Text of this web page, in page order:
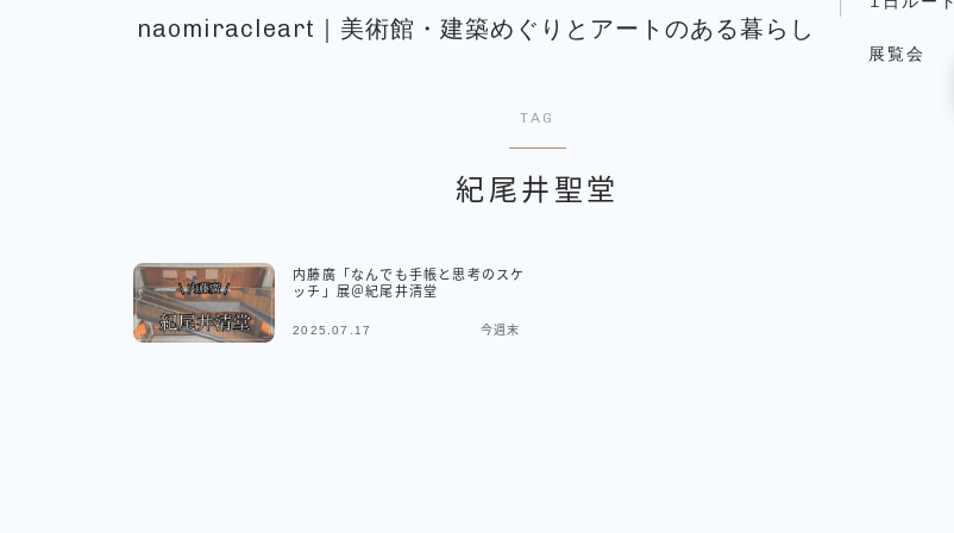
naomiracleart｜美術館・建築めぐりとアートのある暮らし
展覧会
TAG
紀尾井聖堂
内藤廣「なんでも手帳と思考のスケ
ッチ」展＠紀尾井清堂
2025.07.17 今週末